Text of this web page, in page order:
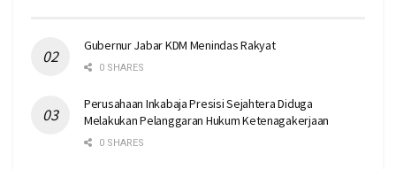
Gubernur Jabar KDM Menindas Rakyat
0 SHARES
Perusahaan Inkabaja Presisi Sejahtera Diduga
Melakukan Pelanggaran Hukum Ketenagakerjaan
0 SHARES